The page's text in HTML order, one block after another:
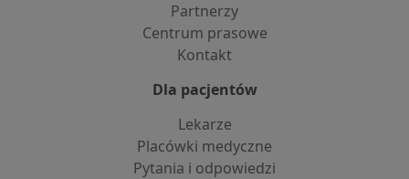
Partnerzy
Centrum prasowe
Kontakt
Dla pacjentów
Lekarze
Placówki medyczne
Pytania i odpowiedzi